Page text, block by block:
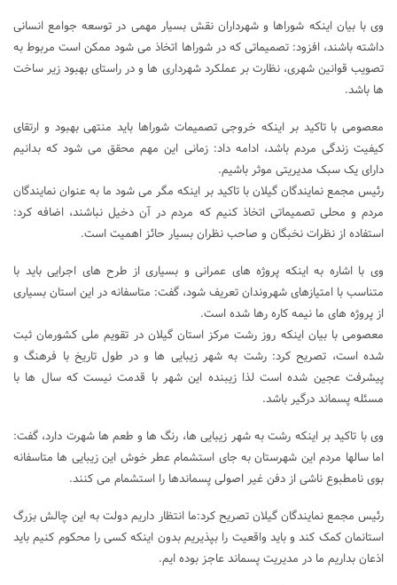
وی با بیان اینکه شوراها و شهرداران نقش بسیار مهمی در توسعه جوامع انسانی
داشته باشند، افزود: تصمیماتی که در شوراها اتخاذ می شود ممکن است مربوط به
تصویب قوانین شهری، نظارت بر عملکرد شهرداری ها و در راستای بهبود زیر ساخت
ها باشد.
معصومی با تاکید بر اینکه خروجی تصمیمات شوراها باید منتهی بهبود و ارتقای
کیفیت زندگی مردم باشد، ادامه داد: زمانی این مهم محقق می شود که بدانیم
دارای یک سبک مدیریتی موثر باشیم.
رئیس مجمع نمایندگان گیلان با تاکید بر اینکه مگر می شود ما به عنوان نمایندگان
مردم و محلی تصمیماتی اتخاذ کنیم که مردم در آن دخیل نباشند، اضافه کرد:
استفاده از نظرات نخبگان و صاحب نظران بسیار حائز اهمیت است.
وی با اشاره به اینکه پروژه های عمرانی و بسیاری از طرح های اجرایی باید با
متناسب با امتیازهای شهروندان تعریف شود، گفت: متاسفانه در این استان بسیاری
از پروژه های ما نیمه کاره رها شده است.
معصومی با بیان اینکه روز رشت مرکز استان گیلان در تقویم ملی کشورمان ثبت
شده است، تصریح کرد: رشت به شهر زیبایی ها و در طول تاریخ با فرهنگ و
پیشرفت عجین شده است لذا زیبنده این شهر با قدمت نیست که سال ها با
مسئله پسماند درگیر باشد.
وی با تاکید بر اینکه رشت به شهر زیبایی ها، رنگ ها و طعم ها شهرت دارد، گفت:
اما سالها مردم این شهرستان به جای استشمام عطر خوش این زیبایی ها متاسفانه
بوی نامطبوع ناشی از دفن غیر اصولی پسماندها را استشمام می کنند.
رئیس مجمع نمایندگان گیلان تصریح کرد:ما انتظار داریم دولت به این چالش بزرگ
استانمان کمک کند و باید واقعیت را بپذیریم بدون اینکه کسی را محکوم کنیم باید
اذعان بداریم ما در مدیریت پسماند عاجز بوده ایم.